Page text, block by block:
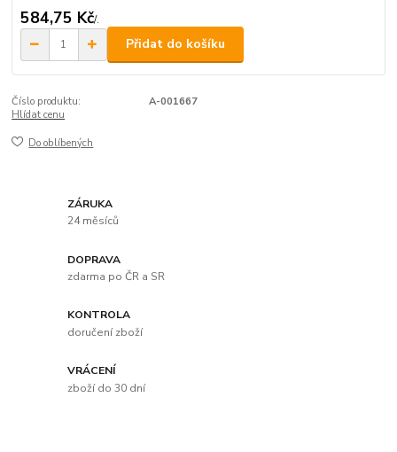
584,75 Kč/.
Přidat do košíku
Číslo produktu:
A-001667
Hlídat cenu
Do oblíbených
ZÁRUKA
24 měsíců
DOPRAVA
zdarma po ČR a SR
KONTROLA
doručení zboží
VRÁCENÍ
zboží do 30 dní